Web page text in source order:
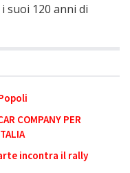
suoi 120 anni di
COMPANY PER
incontra il rally